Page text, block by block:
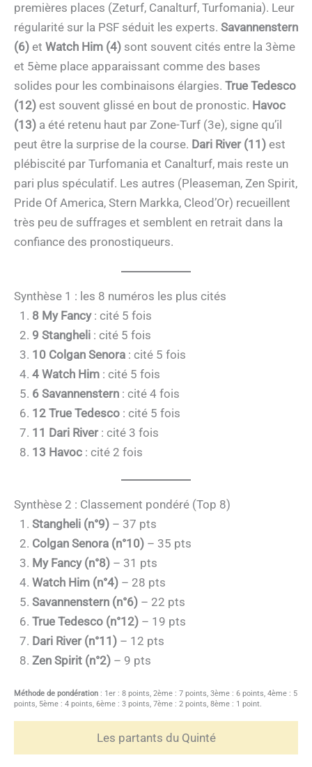
premières places (Zeturf, Canalturf, Turfomania). Leur
régularité sur la PSF séduit les experts. Savannenstern
(6) et Watch Him (4) sont souvent cités entre la 3ème
et 5ème place apparaissant comme des bases
solides pour les combinaisons élargies. True Tedesco
(12) est souvent glissé en bout de pronostic. Havoc
(13) a été retenu haut par Zone-Turf (3e), signe qu’il
peut être la surprise de la course. Dari River (11) est
plébiscité par Turfomania et Canalturf, mais reste un
pari plus spéculatif. Les autres (Pleaseman, Zen Spirit,
Pride Of America, Stern Markka, Cleod’Or) recueillent
très peu de suffrages et semblent en retrait dans la
confiance des pronostiqueurs.
Synthèse 1 : les 8 numéros les plus cités
8 My Fancy: cité 5 fois
9 Stangheli: cité 5 fois
10 Colgan Senora: cité 5 fois
4 Watch Him: cité 5 fois
6 Savannenstern: cité 4 fois
12 True Tedesco: cité 5 fois
11 Dari River: cité 3 fois
13 Havoc: cité 2 fois
Synthèse 2 : Classement pondéré (Top 8)
Stangheli (n°9)– 37 pts
Colgan Senora (n°10)– 35 pts
My Fancy (n°8)– 31 pts
Watch Him (n°4) – 28 pts
Savannenstern (n°6)– 22 pts
True Tedesco (n°12)– 19 pts
Dari River (n°11)– 12 pts
Zen Spirit (n°2) – 9 pts
Méthode de pondération : 1er : 8 points, 2ème : 7 points, 3ème : 6 points, 4ème : 5
points, 5ème : 4 points, 6ème : 3 points, 7ème : 2 points, 8ème : 1 point.
Les partants du Quinté